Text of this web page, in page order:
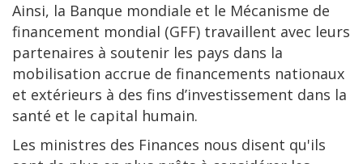
Ainsi, la Banque mondiale et le Mécanisme de
financement mondial (GFF) travaillent avec leurs
partenaires à soutenir les pays dans la
mobilisation accrue de financements nationaux
et extérieurs à des fins d’investissement dans la
santé et le capital humain.
Les ministres des Finances nous disent qu'ils